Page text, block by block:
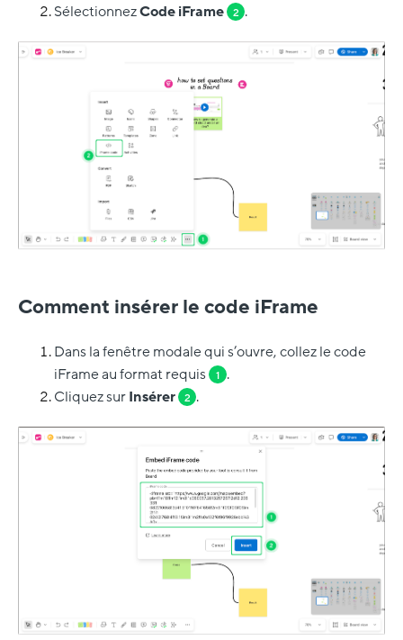
SélectionnezCode iFrame 2 .
Comment insérer le code iFrame
Dans la fenêtre modale qui s’ouvre, collez le code
iFrame au format requis
1 .
Cliquez surInsérer 2 .